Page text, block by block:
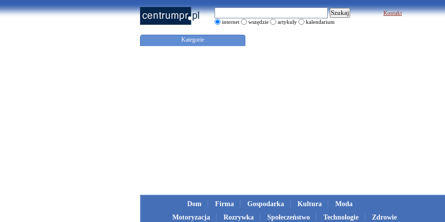
internet wszędzie artykuły kalendarium
Kontakt
Kategorie
Dom Firma Gospodarka Kultura
Moda
Motoryzacja
Rozrywka Społeczeństwo Technologie Zdrowie